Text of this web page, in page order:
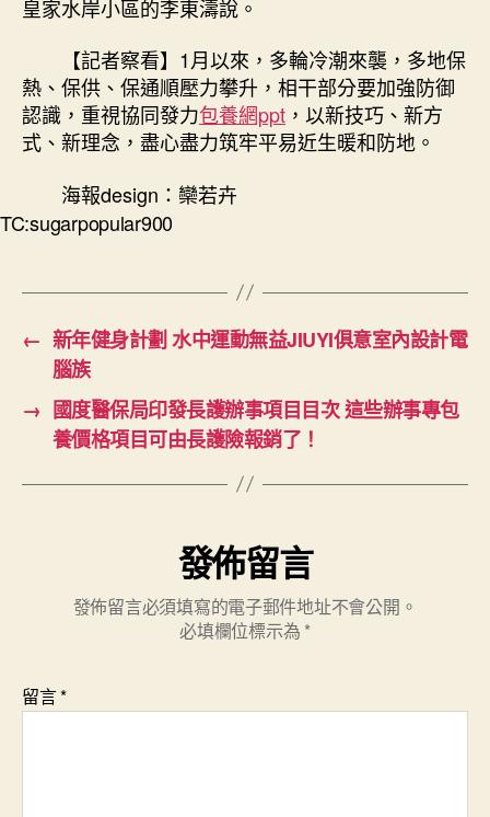
皇家水岸小區的李東濤說。
【記者察看】1月以來，多輪冷潮來襲，多地保
熱、保供、保通順壓力攀升，相干部分要加強防御
認識，重視協同發力包養網ppt ，以新技巧、新方
式、新理念，盡心盡力筑牢平易近生暖和防地。
海報design：欒若卉
TC:sugarpopular900
← 新年健身計劃 水中運動無益JIUYI俱意室內設計電
腦族
→ 國度醫保局印發長護辦事項目目次 這些辦事專包
養價格項目可由長護險報銷了！
發佈留言
發佈留言必須填寫的電子郵件地址不會公開。
必填欄位標示為 *
留言*